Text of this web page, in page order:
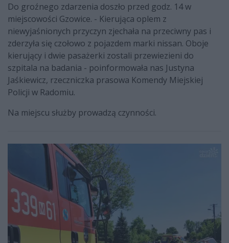
Do groźnego zdarzenia doszło przed godz. 14 w
miejscowości Gzowice. - Kierująca oplem z
niewyjaśnionych przyczyn zjechała na przeciwny pas i
zderzyła się czołowo z pojazdem marki nissan. Oboje
kierujący i dwie pasażerki zostali przewiezieni do
szpitala na badania - poinformowała nas Justyna
Jaśkiewicz, rzeczniczka prasowa Komendy Miejskiej
Policji w Radomiu.
Na miejscu służby prowadzą czynności.